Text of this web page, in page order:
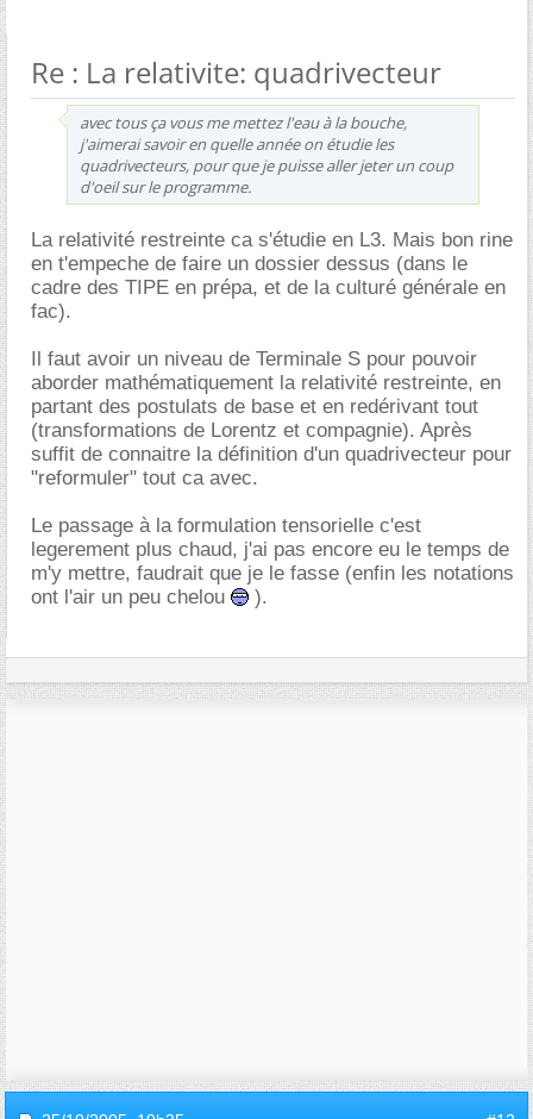
Re : La relativite: quadrivecteur
avec tous ça vous me mettez l'eau à la bouche,
j'aimerai savoir en quelle année on étudie les
quadrivecteurs, pour que je puisse aller jeter un coup
d'oeil sur le programme.
La relativité restreinte ca s'étudie en L3. Mais bon rine
en t'empeche de faire un dossier dessus (dans le
cadre des TIPE en prépa, et de la culturé générale en
fac).
Il faut avoir un niveau de Terminale S pour pouvoir
aborder mathématiquement la relativité restreinte, en
partant des postulats de base et en redérivant tout
(transformations de Lorentz et compagnie). Après
suffit de connaitre la définition d'un quadrivecteur pour
"reformuler" tout ca avec.
Le passage à la formulation tensorielle c'est
legerement plus chaud, j'ai pas encore eu le temps de
m'y mettre, faudrait que je le fasse (enfin les notations
ont l'air un peu chelou
).